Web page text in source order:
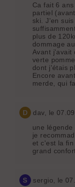
Ca fait 6
partiel
ski. J'en
plus de
dommage
Avant j'avait
verte
dont j'étais
Encore
merde, qui
D dav, le
une légende
je
et c'est la
grand
S sergio , le